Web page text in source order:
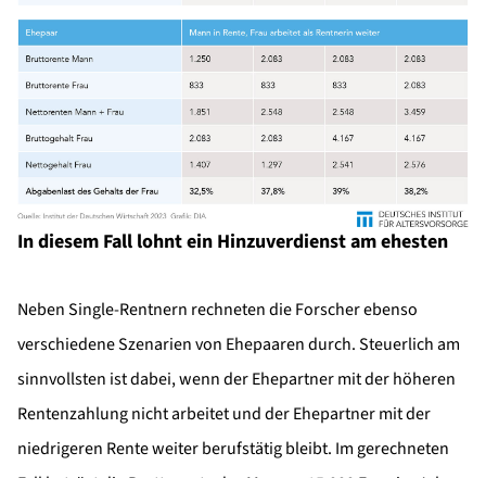
In diesem Fall lohnt ein Hinzuverdienst am ehesten
Neben Single-Rentnern rechneten die Forscher ebenso
verschiedene Szenarien von Ehepaaren durch. Steuerlich am
sinnvollsten ist dabei, wenn der Ehepartner mit der höheren
Rentenzahlung nicht arbeitet und der Ehepartner mit der
niedrigeren Rente weiter berufstätig bleibt. Im gerechneten